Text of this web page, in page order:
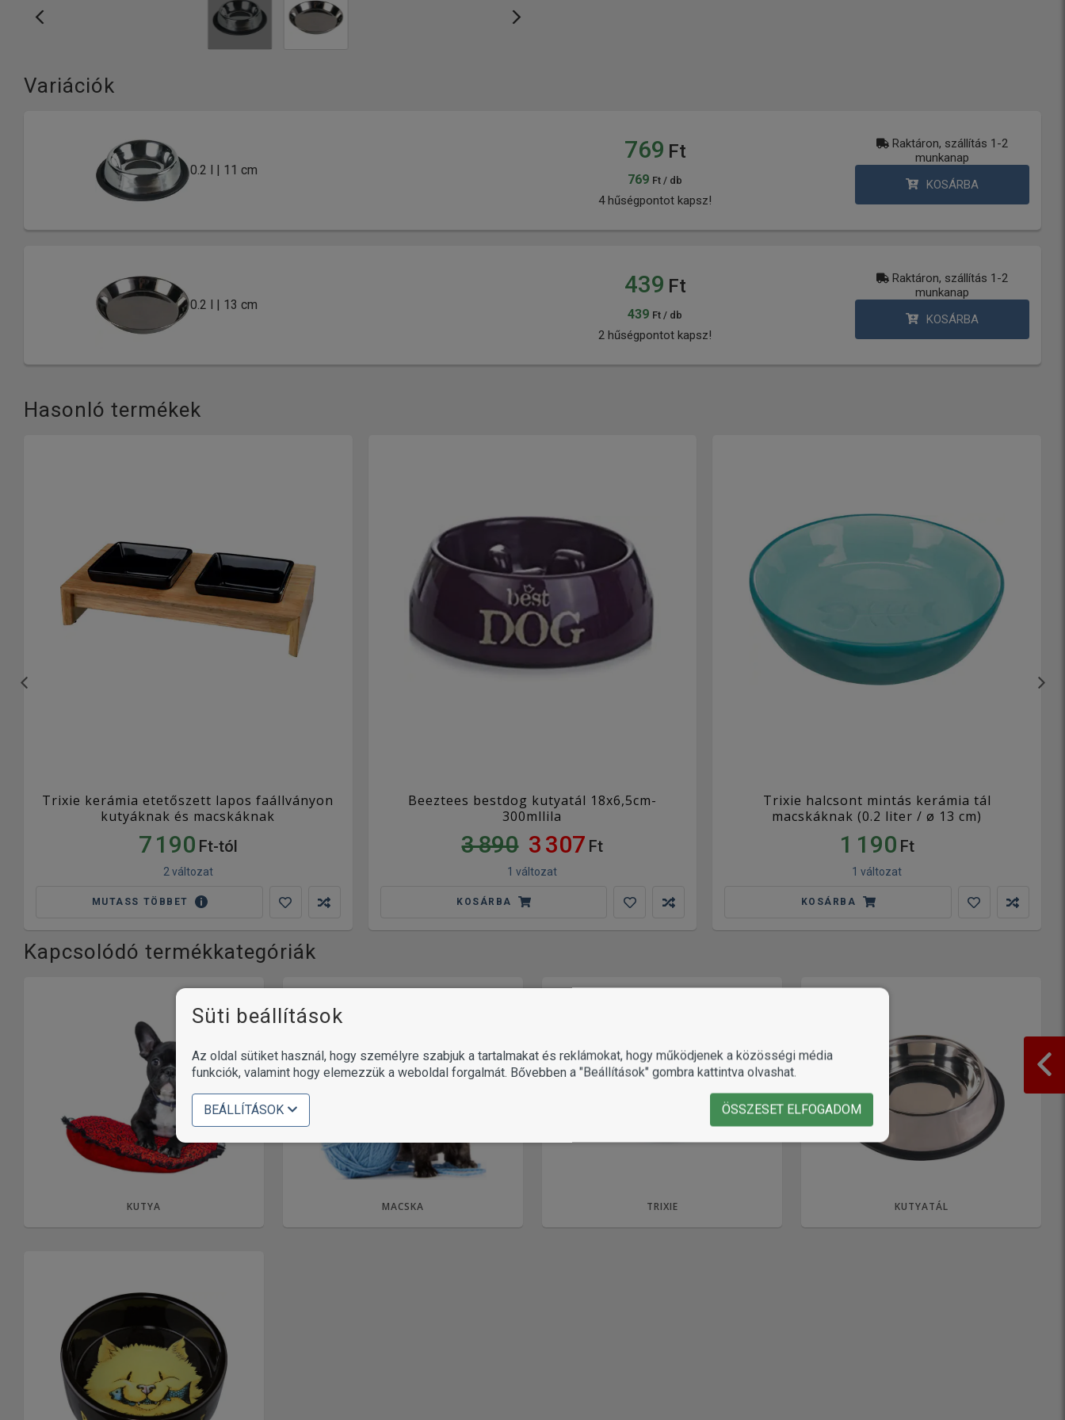
Variációk
0.2 l | 11 cm
769 Ft
769 Ft / db
4 hűségpontot kapsz!
Raktáron, szállítás 1-2
munkanap
KOSÁRBA
0.2 l | 13 cm
439 Ft
439 Ft / db
2 hűségpontot kapsz!
Raktáron, szállítás 1-2
munkanap
KOSÁRBA
Hasonló termékek
Trixie kerámia etetőszett lapos faállványon
kutyáknak és macskáknak
7 190 Ft-tól
2 változat
MUTASS TÖBBET
Beeztees bestdog kutyatál 18x6,5cm-
300mllila
3 890 3 307 Ft
1 változat
KOSÁRBA
Trixie halcsont mintás kerámia tál
macskáknak (0.2 liter / ø 13 cm)
1 190 Ft
1 változat
KOSÁRBA
Kapcsolódó termékkategóriák
KUTYA MACSKA TRIXIE KUTYATÁL
Süti beállítások
Az oldal sütiket használ, hogy személyre szabjuk a tartalmakat és reklámokat, hogy működjenek a közösségi média
funkciók, valamint hogy elemezzük a weboldal forgalmát. Bővebben a "Beállítások" gombra kattintva olvashat.
BEÁLLÍTÁSOK ÖSSZESET ELFOGADOM